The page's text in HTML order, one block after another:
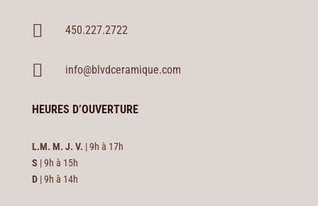
 450.227.2722
 info@blvdceramique.com
HEURES D’OUVERTURE
L.M. M. J. V. | 9h à 17h
S | 9h à 15h
D| 9h à 14h